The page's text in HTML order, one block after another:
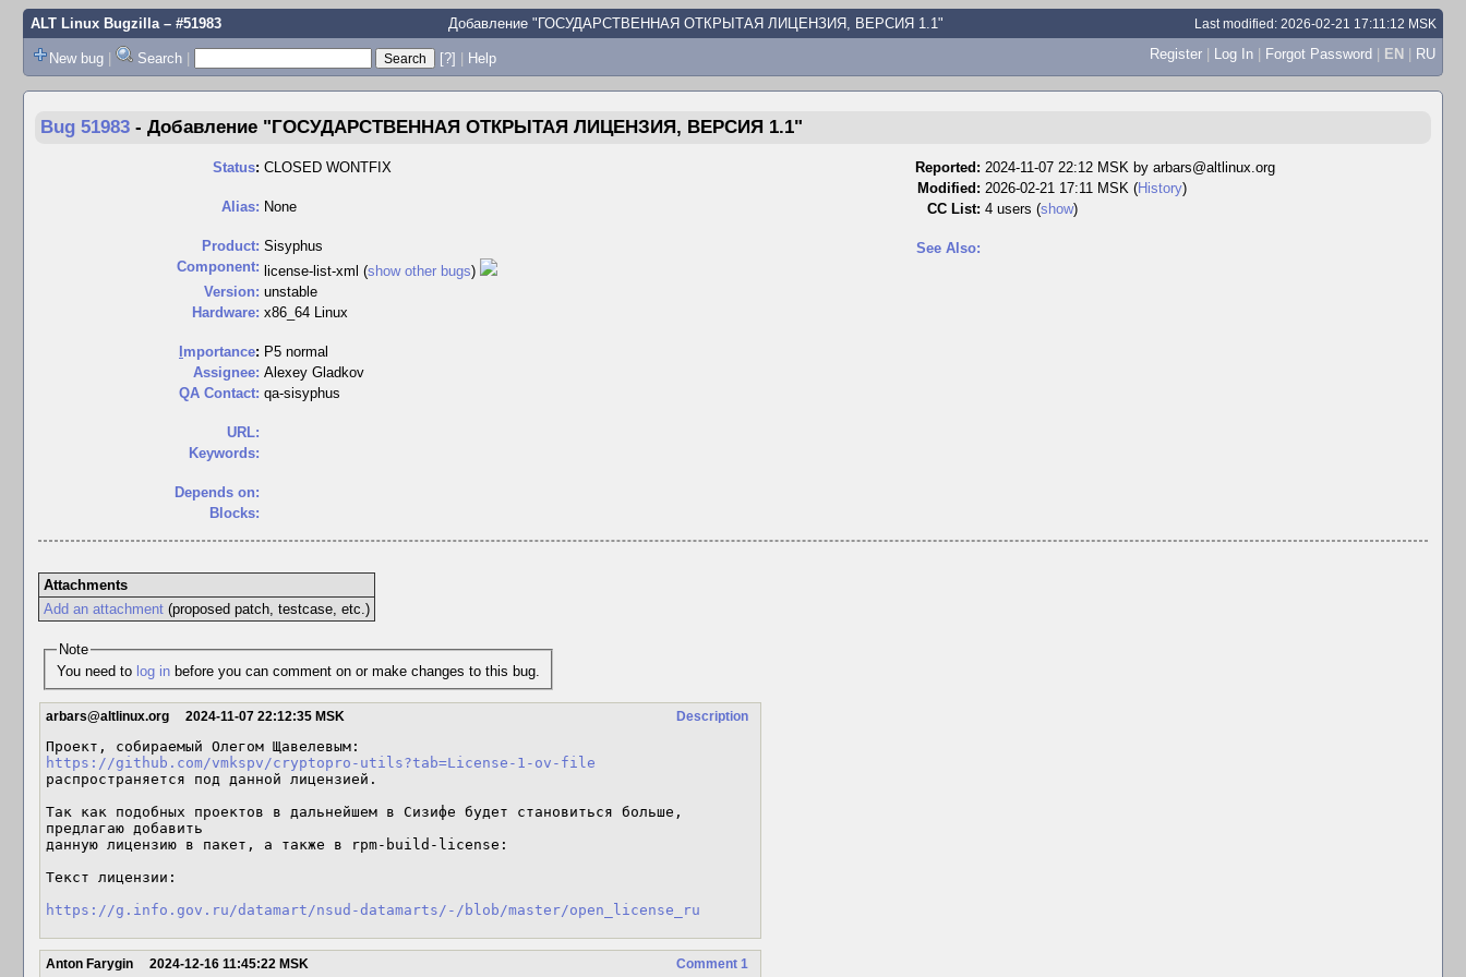
ALT Linux Bugzilla– #51983 Добавление "ГОСУДАРСТВЕННАЯ ОТКРЫТАЯ ЛИЦЕНЗИЯ, ВЕРСИЯ 1.1" Last modified: 2026-02-21 17:11:12 MSK
New bug | Search | [?] | Help Register | Log In | Forgot Password | EN | RU
Bug 51983 - Добавление "ГОСУДАРСТВЕННАЯ ОТКРЫТАЯ ЛИЦЕНЗИЯ, ВЕРСИЯ 1.1"
Status: CLOSED WONTFIX
Alias: None
Product: Sisyphus
Component: license-list-xml (show other bugs)
Version: unstable
Hardware: x86_64 Linux
mportance: P5 normal
Assignee: Alexey Gladkov
QA Contact: qa-sisyphus
URL:
Keywords:
Depends on:
Blocks:
Reported: 2024-11-07 22:12 MSK by arbars@altlinux.org
Modified: 2026-02-21 17:11 MSK (History)
CC List: 4 users (show)
See Also:
Attachments
Add an attachment(proposed patch, testcase, etc.)
Note
You need to log in before you can comment on or make changes to this bug.
Description
arbars@altlinux.org 2024-11-07 22:12:35 MSK
https://github.com/vmkspv/cryptopro-utils?tab=License-1-ov-file
распространяется под данной лицензией.
Так как подобных проектов в дальнейшем в Сизифе будет становиться больше,
предлагаю добавить
данную лицензию в пакет, а также в rpm-build-license:
Текст лицензии:
https://g.info.gov.ru/datamart/nsud-datamarts/-/blob/master/open_license_ru
Comment 1
Anton Farygin 2024-12-16 11:45:22 MSK